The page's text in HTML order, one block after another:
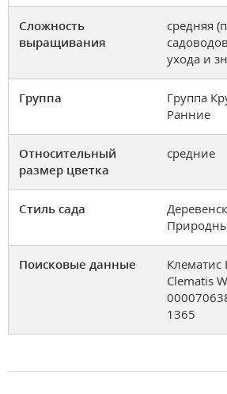
Сложность
выращивания
средняя
ухода и
Группа
Группа
Ранние
Относительный
размер цветка
средние
Стиль сада
Поисковые данные
Клематис
Clematis
1365